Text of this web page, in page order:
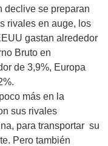
declive se preparan
rivales en auge, los
gastan alrededor
Bruto en
de 3,9%, Europa
más en la
sus rivales
para transportar su
Pero también